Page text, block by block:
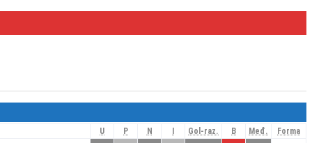
U P N Gol-raz. B Međ. Forma